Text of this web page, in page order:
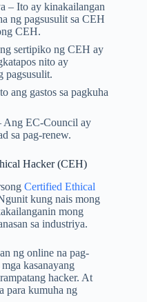
– Ito ay kinakailangan
ng pagsusulit sa CEH
CEH.
sertipiko ng CEH ay
nito ay
pagsusulit.
ang gastos sa pagkuha
Ang EC-Council ay
sa pag-renew.
Hacker (CEH)
Certified Ethical
kung nais mong
mong
sa industriya.
ng online na pag-
kasanayang
hacker. At
para kumuha ng